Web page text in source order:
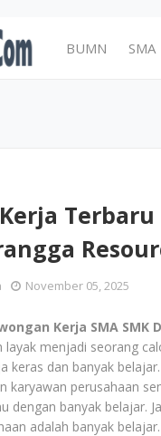
BUMN SMA
November 05, 2025
Kerja SMA SMK
layak menjadi seorang
keras dan banyak
karyawan perusahaan
dengan banyak belajar.
adalah banyak